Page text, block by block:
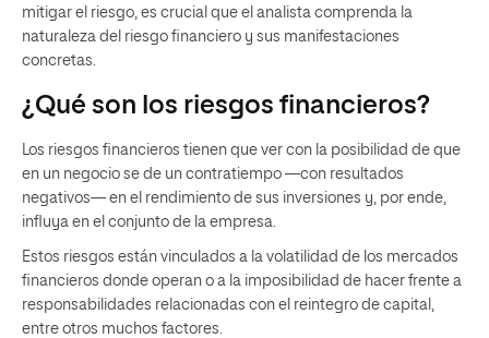
mitigar el riesgo, es crucial que el analista comprenda la
naturaleza del riesgo financiero y sus manifestaciones
concretas.
¿Qué son los riesgos financieros?
Los riesgos financieros tienen que ver con la posibilidad de que
en un negocio se de un contratiempo —con resultados
negativos— en el rendimiento de sus inversiones y, por ende,
influya en el conjunto de la empresa.
Estos riesgos están vinculados a la volatilidad de los mercados
financieros donde operan o a la imposibilidad de hacer frente a
responsabilidades relacionadas con el reintegro de capital,
entre otros muchos factores.